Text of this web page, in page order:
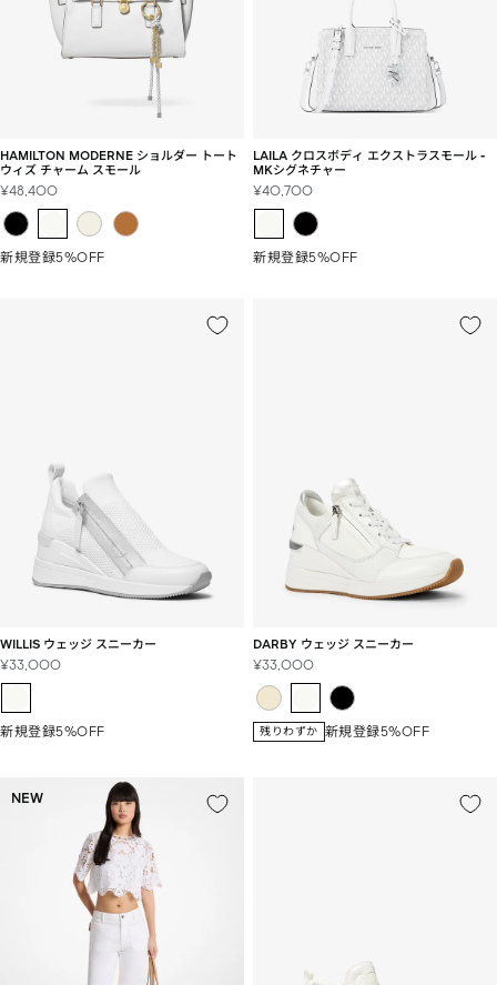
HAMILTON MODERNE ショルダー トート
ウィズ チャーム スモール
セ
ル
格
¥48,400
新規登録5%OFF
LAILA クロスボディ エクストラスモール -
MKシグネチャー
セ
ー
格
¥40,700
新規登録5%OFF
WILLIS ウェッジ スニーカー
セ
ー
格
¥33,000
新規登録5%OFF
DARBY ウェッジ スニーカー
セ
ル
価
格
¥33,000
残りわずか 新規登録5%OFF
NEW